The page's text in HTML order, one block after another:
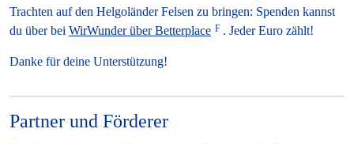
Trachten auf den Helgoländer Felsen zu bringen: Spenden kannst
du über bei WirWunder über Betterplace . Jeder Euro zählt!
Danke für deine Unterstützung!
Partner und Förderer